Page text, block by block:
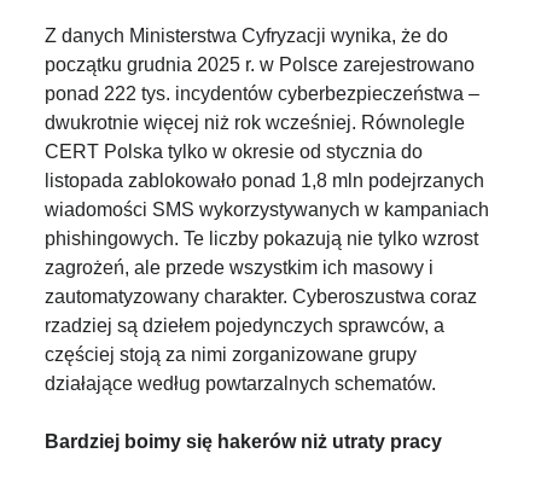
Z danych Ministerstwa Cyfryzacji wynika, że do
początku grudnia 2025 r. w Polsce zarejestrowano
ponad 222 tys. incydentów cyberbezpieczeństwa –
dwukrotnie więcej niż rok wcześniej. Równolegle
CERT Polska tylko w okresie od stycznia do
listopada zablokowało ponad 1,8 mln podejrzanych
wiadomości SMS wykorzystywanych w kampaniach
phishingowych. Te liczby pokazują nie tylko wzrost
zagrożeń, ale przede wszystkim ich masowy i
zautomatyzowany charakter. Cyberoszustwa coraz
rzadziej są dziełem pojedynczych sprawców, a
częściej stoją za nimi zorganizowane grupy
działające według powtarzalnych schematów.
Bardziej boimy się hakerów niż utraty pracy